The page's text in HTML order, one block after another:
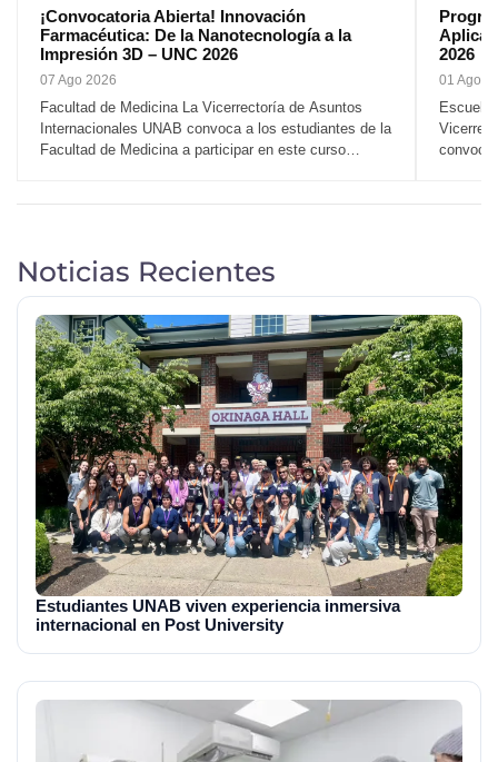
¡Convocatoria Abierta! Innovación
Farmacéutica: De la Nanotecnología a la
Impresión 3D – UNC 2026
07 Ago 2026
Facultad de Medicina La Vicerrectoría de Asuntos
Internacionales UNAB convoca a los estudiantes de la
Facultad de Medicina a participar en este curso
2026
01 Ago
Escuela
convoca
Noticias Recientes
Estudiantes UNAB viven experiencia inmersiva
internacional en Post University